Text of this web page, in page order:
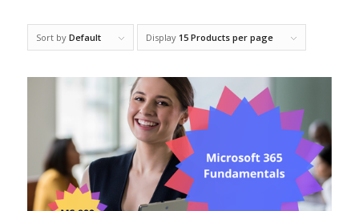
Sort by Default Display 15 Products per page